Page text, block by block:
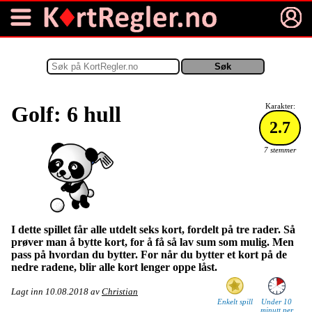
Karakter:
2.7
7 stemmer
Golf: 6 hull
I dette spillet får alle utdelt seks kort, fordelt på tre rader. Så
prøver man å bytte kort, for å få så lav sum som mulig. Men
pass på hvordan du bytter. For når du bytter et kort på de
nedre radene, blir alle kort lenger oppe låst.
Under 10
minutt per
Enkelt spill
Lagt inn 10.08.2018 av Christian